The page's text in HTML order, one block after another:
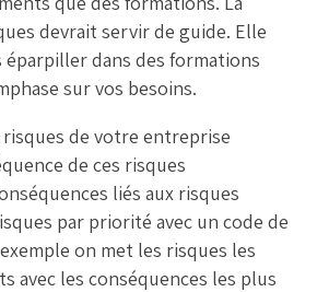
devrait servir de guide. Elle
éparpiller dans des formations
sur vos besoins.
de votre entreprise
de ces risques
liés aux risques
par priorité avec un code de
on met les risques les
avec les conséquences les plus